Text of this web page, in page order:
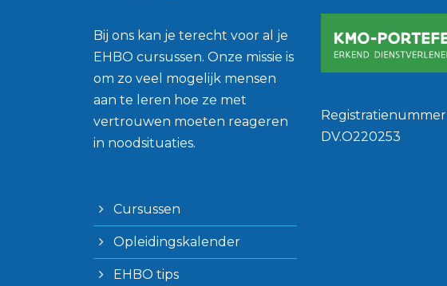
Bij ons kan je terecht voor al je
EHBO cursussen. Onze missie is
om zo veel mogelijk mensen
aan te leren hoe ze met
vertrouwen moeten reageren
in noodsituaties.
Cursussen
Opleidingskalender
EHBO tips
Registratienummer
DV.O220253